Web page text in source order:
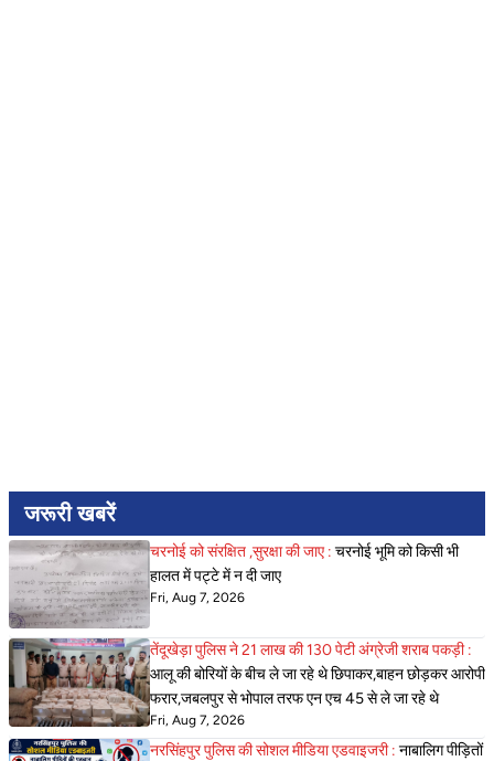
जरूरी खबरें
चरनोई को संरक्षित ,सुरक्षा की जाए : चरनोई भूमि को किसी भी
हालत में पट्टे में न दी जाए
Fri, Aug 7, 2026
तेंदूखेड़ा पुलिस ने 21 लाख की 130 पेटी अंग्रेजी शराब पकड़ी :
आलू की बोरियों के बीच ले जा रहे थे छिपाकर,बाहन छोड़कर आरोपी
फरार,जबलपुर से भोपाल तरफ एन एच 45 से ले जा रहे थे
Fri, Aug 7, 2026
नरसिंहपुर पुलिस की सोशल मीडिया एडवाइजरी : नाबालिग पीड़ितों